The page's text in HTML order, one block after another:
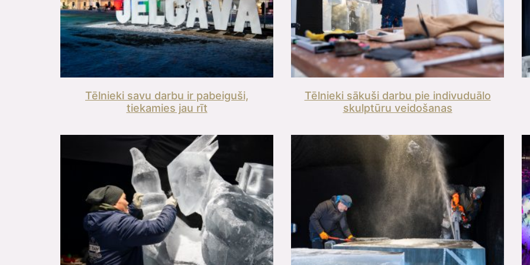
Tēlnieki savu darbu ir pabeiguši,
tiekamies jau rīt
Tēlnieki sākuši darbu pie indivuduālo
skulptūru veidošanas